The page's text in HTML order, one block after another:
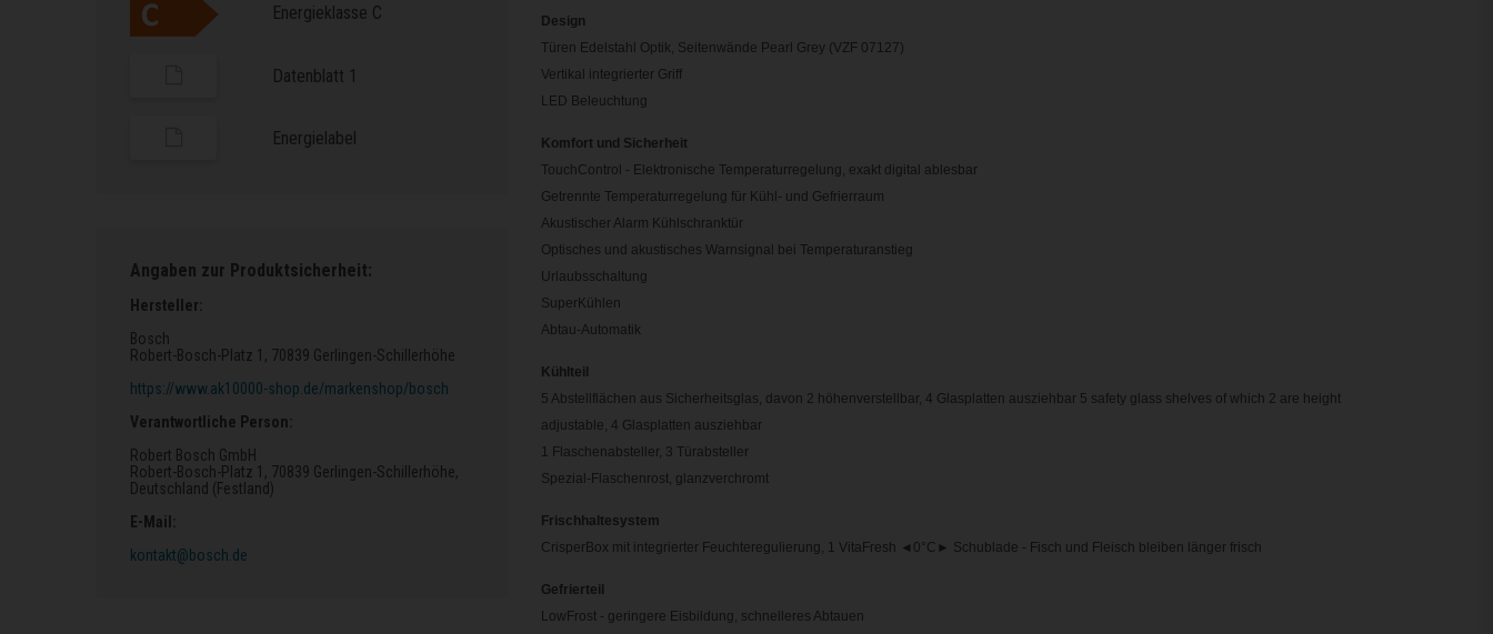
Energieklasse C
Datenblatt 1
Energielabel
Angaben zur Produktsicherheit:
Hersteller:
Bosch
Robert-Bosch-Platz 1 , 70839 Gerlingen-Schillerhöhe
https://www.ak10000-shop.de/markenshop/bosch
Verantwortliche Person:
Robert Bosch GmbH
Robert-Bosch-Platz 1 , 70839 Gerlingen-Schillerhöhe,
Deutschland (Festland)
E-Mail:
kontakt@bosch.de
Design
Türen Edelstahl Optik, Seitenwände Pearl Grey (VZF 07127)
Vertikal integrierter Griff
LED Beleuchtung
Komfort und Sicherheit
TouchControl - Elektronische Temperaturregelung, exakt digital ablesbar
Getrennte Temperaturregelung für Kühl- und Gefrierraum
Akustischer Alarm Kühlschranktür
Optisches und akustisches Warnsignal bei Temperaturanstieg
Urlaubsschaltung
SuperKühlen
Abtau-Automatik
Kühlteil
5 Abstellflächen aus Sicherheitsglas, davon 2 höhenverstellbar, 4 Glasplatten ausziehbar 5 safety glass shelves of which 2 are height
adjustable, 4 Glasplatten ausziehbar
1 Flaschenabsteller, 3 Türabsteller
Spezial-Flaschenrost, glanzverchromt
Frischhaltesystem
CrisperBox mit integrierter Feuchteregulierung, 1 VitaFresh ◄0°C► Schublade - Fisch und Fleisch bleiben länger frisch
Gefrierteil
LowFrost - geringere Eisbildung, schnelleres Abtauen